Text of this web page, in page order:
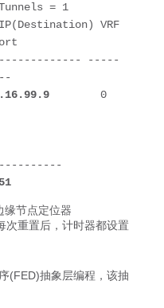
= 1
VRF
-----
       0
缘节点定位器
次重置后，计时器都设置
(FED)抽象层编程，该抽